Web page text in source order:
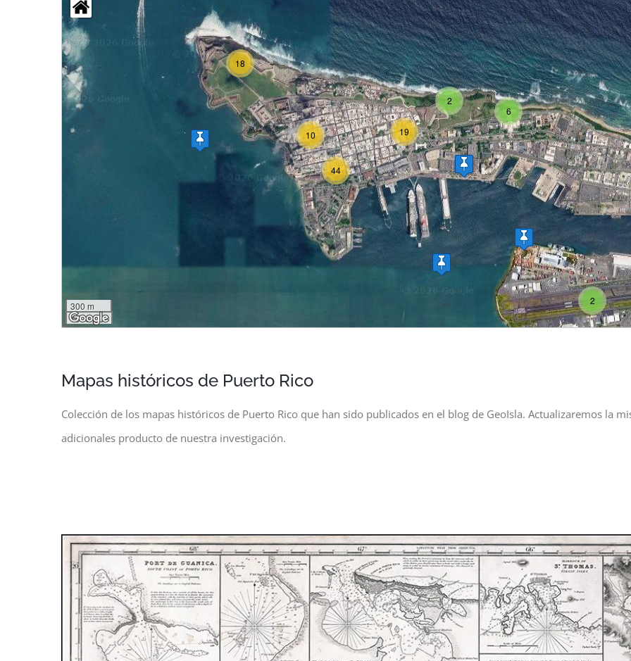
2
2
10 19
18
6
44
300 m
1000 ft
Mapas históricos de Puerto Rico
Colección de los mapas históricos de Puerto Rico que han sido publicados en el blog de GeoIsla. Actualizaremos la
adicionales producto de nuestra investigación.